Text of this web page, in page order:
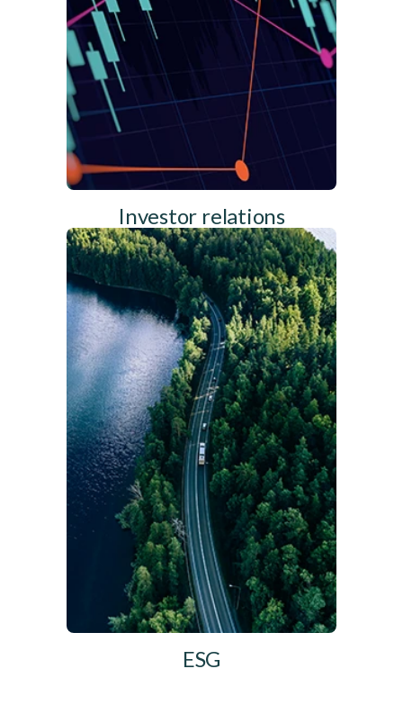
Investor relations
ESG